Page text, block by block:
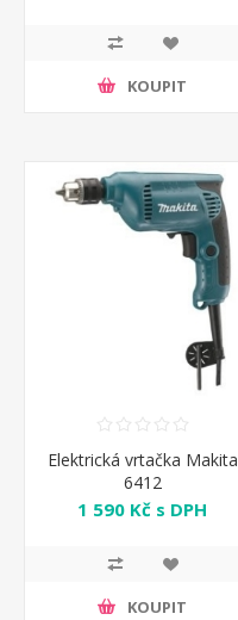
KOUPIT
Elektrická vrtačka Makita
6412
1 590 Kč s DPH
KOUPIT